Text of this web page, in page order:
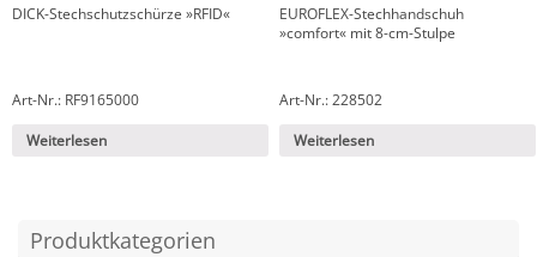
DICK-Stechschutzschürze »RFID«
Art-Nr.: RF9165000
Weiterlesen
EUROFLEX-Stechhandschuh
»comfort« mit 8-cm-Stulpe
Art-Nr.: 228502
Weiterlesen
Produktkategorien